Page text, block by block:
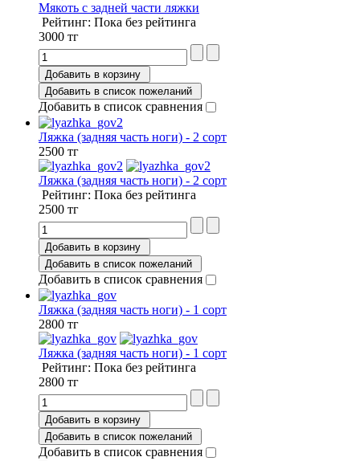
Мякоть с задней части ляжки
Рейтинг: Пока без рейтинга
3000 тг
Добавить в корзину
Добавить в список пожеланий
Добавить в список сравнения
Ляжка (задняя часть ноги) - 2 сорт
2500 тг
Ляжка (задняя часть ноги) - 2 сорт
Рейтинг: Пока без рейтинга
2500 тг
Добавить в корзину
Добавить в список пожеланий
Добавить в список сравнения
Ляжка (задняя часть ноги) - 1 сорт
2800 тг
Ляжка (задняя часть ноги) - 1 сорт
Рейтинг: Пока без рейтинга
2800 тг
Добавить в корзину
Добавить в список пожеланий
Добавить в список сравнения